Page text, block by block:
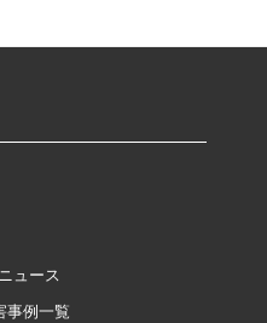
ュース
事例一覧